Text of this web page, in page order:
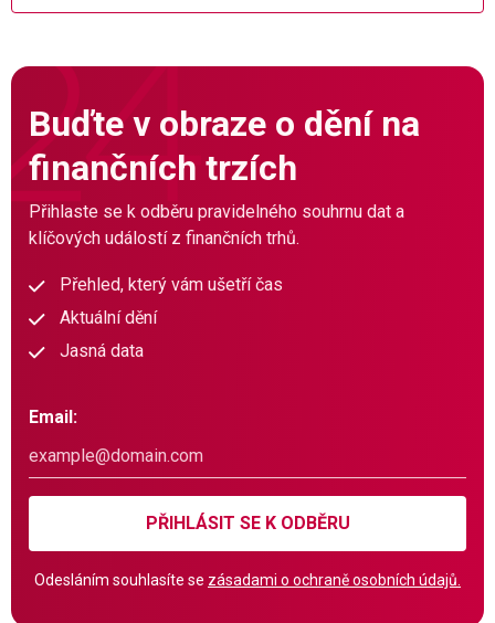
Buďte v obraze o dění na
finančních trzích
Přihlaste se k odběru pravidelného souhrnu dat a
klíčových událostí z finančních trhů.
Přehled, který vám ušetří čas
Aktuální dění
Jasná data
Email:
PŘIHLÁSIT SE K ODBĚRU
Odesláním souhlasíte se zásadami o ochraně osobních údajů.